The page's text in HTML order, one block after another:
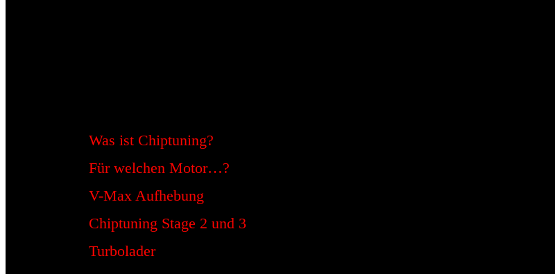
Was ist Chiptuning?
Für welchen Motor…?
V-Max Aufhebung
Chiptuning Stage 2 und 3
Turbolader